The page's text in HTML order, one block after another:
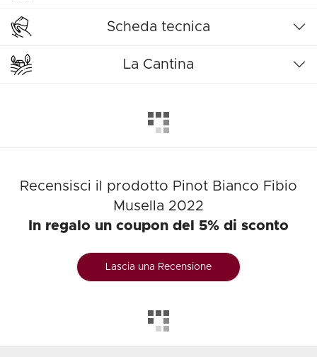
Scheda tecnica
La Cantina
Recensisci il prodotto Pinot Bianco Fibio
Musella 2022
In regalo un coupon del 5% di sconto
Lascia una Recensione